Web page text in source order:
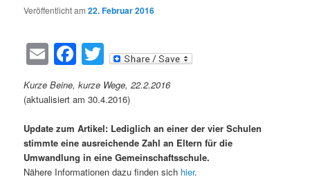
Veröffentlicht am22. Februar 2016
EmailFacebook
Twitter
Kurze Beine, kurze Wege, 22.2.2016
(aktualisiert am 30.4.2016)
Update zum Artikel: Lediglich an einer der vier Schulen
stimmte eine ausreichende Zahl an Eltern für die
Umwandlung in eine Gemeinschaftsschule.
Nähere Informationen dazu finden sich hier.